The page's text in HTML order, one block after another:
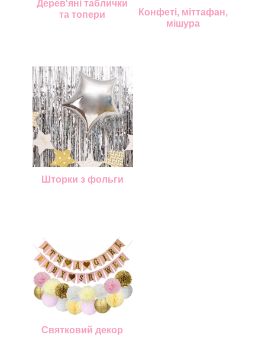
Дерев'яні таблички
та топери
Конфеті, міттафан,
мішура
Шторки з фольги
Святковий декор